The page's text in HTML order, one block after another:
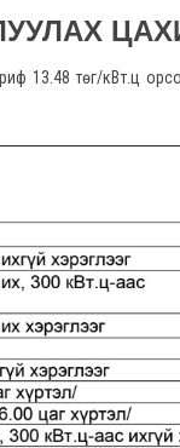
13.48 төг/кВт.ц